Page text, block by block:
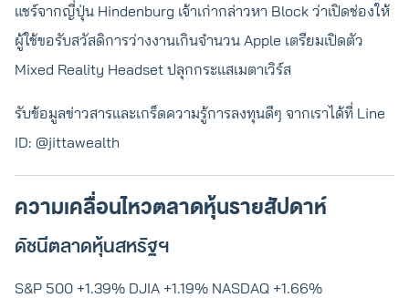
แชร์จากญี่ปุ่น Hindenburg เจ้าเก่ากล่าวหา Block ว่าเปิดช่องให้
ผู้ใช้ขอรับสวัสดิการว่างงานเกินจำนวน Apple เตรียมเปิดตัว
Mixed Reality Headset ปลุกกระแสเมตาเวิร์ส
รับข้อมูลข่าวสารและเกร็ดความรู้การลงทุนดีๆ จากเราได้ที่ Line
ID: @jittawealth
ความเคลื่อนไหวตลาดหุ้นรายสัปดาห์
ดัชนีตลาดหุ้นสหรัฐฯ
S&P 500 +1.39% DJIA +1.19% NASDAQ +1.66%